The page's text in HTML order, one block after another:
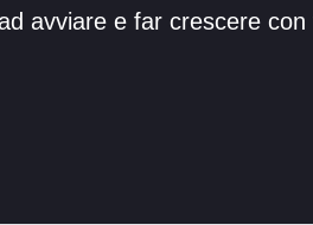
avviare e far crescere con